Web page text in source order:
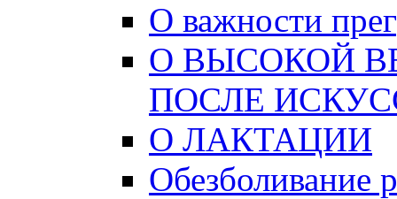
О важности
О ВЫСОКОЙ
ПОСЛЕ
О ЛАКТАЦИИ
Обезболивание